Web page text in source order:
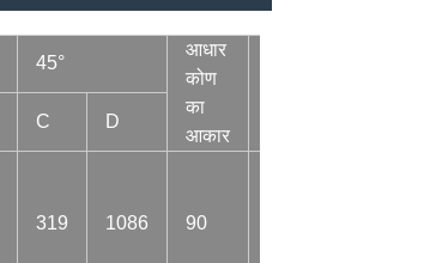
45°
आधार
कोण
का
आकार
C D
319 1086 90